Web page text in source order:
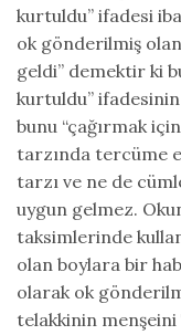
kurtuldu” ifadesi
ok gönderilmiş
geldi” demektir ki
kurtuldu” ifadesinin
bunu “çağırmak
tarzında tercüme
tarzı ve ne de
uygun gelmez.
taksimlerinde
olan boylara bir
olarak ok
telakkinin